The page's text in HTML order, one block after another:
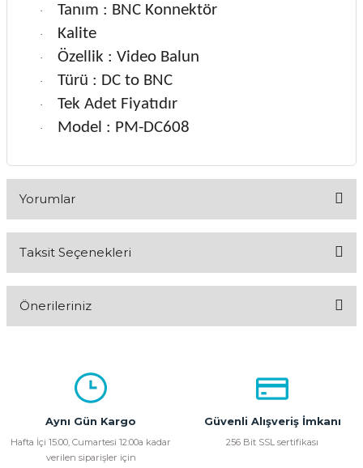
· Tanım : BNC Konnektör
· Kalite
· Özellik : Video Balun
· Türü : DC to BNC
· Tek Adet Fiyatıdır
· Model : PM-DC608
Yorumlar
Taksit Seçenekleri
Önerileriniz
kullanarak tarafımıza iletebilirsiniz.
Görüş ve önerileriniz için teşekkür ederiz.
Ürün açıklamasında eksik bilgiler bulunuyor.
Aynı Gün Kargo
Hafta İçi 15:00, Cumartesi 12:00a kadar
verilen siparişler için
Güvenli Alışveriş İmkanı
256 Bit SSL sertifikası